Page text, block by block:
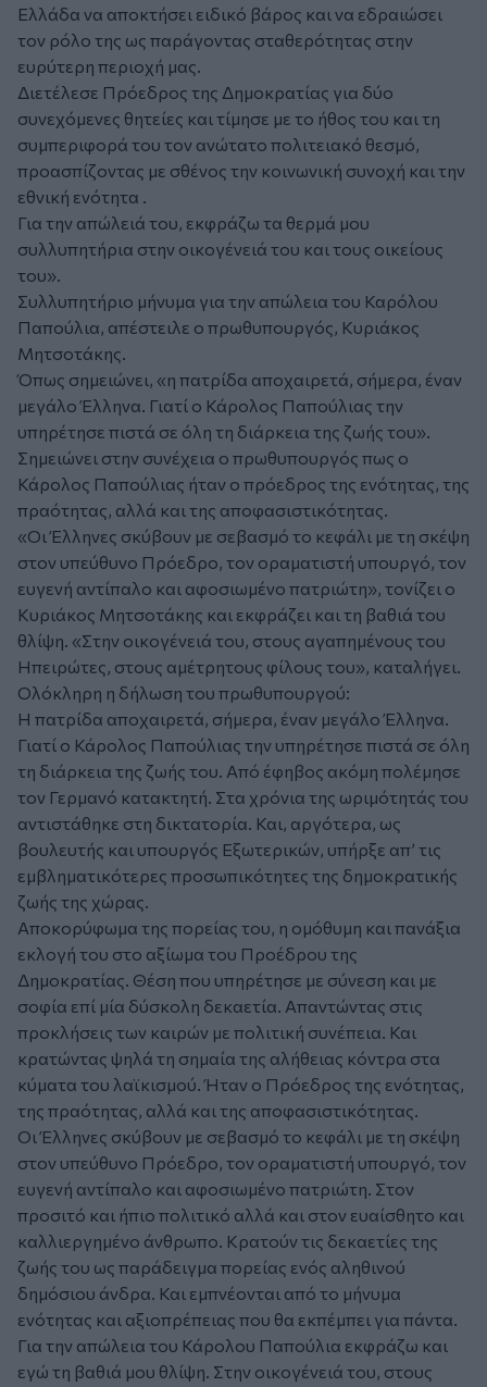
Ελλάδα να αποκτήσει ειδικό βάρος και να εδραιώσει
τον ρόλο της ως παράγοντας σταθερότητας στην
ευρύτερη περιοχή μας.
Διετέλεσε Πρόεδρος της Δημοκρατίας για δύο
συνεχόμενες θητείες και τίμησε με το ήθος του και τη
συμπεριφορά του τον ανώτατο πολιτειακό θεσμό,
προασπίζοντας με σθένος την κοινωνική συνοχή και την
εθνική ενότητα .
Για την απώλειά του, εκφράζω τα θερμά μου
συλλυπητήρια στην οικογένειά του και τους οικείους
του».
Συλλυπητήριο μήνυμα για την απώλεια του Καρόλου
Παπούλια, απέστειλε ο πρωθυπουργός, Κυριάκος
Μητσοτάκης.
Όπως σημειώνει, «η πατρίδα αποχαιρετά, σήμερα, έναν
μεγάλο Έλληνα. Γιατί ο Κάρολος Παπούλιας την
υπηρέτησε πιστά σε όλη τη διάρκεια της ζωής του».
Σημειώνει στην συνέχεια ο πρωθυπουργός πως ο
Κάρολος Παπούλιας ήταν ο πρόεδρος της ενότητας, της
πραότητας, αλλά και της αποφασιστικότητας.
«Οι Έλληνες σκύβουν με σεβασμό το κεφάλι με τη σκέψη
στον υπεύθυνο Πρόεδρο, τον οραματιστή υπουργό, τον
ευγενή αντίπαλο και αφοσιωμένο πατριώτη», τονίζει ο
Κυριάκος Μητσοτάκης και εκφράζει και τη βαθιά του
θλίψη. «Στην οικογένειά του, στους αγαπημένους του
Ηπειρώτες, στους αμέτρητους φίλους του», καταλήγει.
Ολόκληρη η δήλωση του πρωθυπουργού:
Η πατρίδα αποχαιρετά, σήμερα, έναν μεγάλο Έλληνα.
Γιατί ο Κάρολος Παπούλιας την υπηρέτησε πιστά σε όλη
τη διάρκεια της ζωής του. Από έφηβος ακόμη πολέμησε
τον Γερμανό κατακτητή. Στα χρόνια της ωριμότητάς του
αντιστάθηκε στη δικτατορία. Και, αργότερα, ως
βουλευτής και υπουργός Εξωτερικών, υπήρξε απ’ τις
εμβληματικότερες προσωπικότητες της δημοκρατικής
ζωής της χώρας.
Αποκορύφωμα της πορείας του, η ομόθυμη και πανάξια
εκλογή του στο αξίωμα του Προέδρου της
Δημοκρατίας. Θέση που υπηρέτησε με σύνεση και με
σοφία επί μία δύσκολη δεκαετία. Απαντώντας στις
προκλήσεις των καιρών με πολιτική συνέπεια. Και
κρατώντας ψηλά τη σημαία της αλήθειας κόντρα στα
κύματα του λαϊκισμού. Ήταν ο Πρόεδρος της ενότητας,
της πραότητας, αλλά και της αποφασιστικότητας.
Οι Έλληνες σκύβουν με σεβασμό το κεφάλι με τη σκέψη
στον υπεύθυνο Πρόεδρο, τον οραματιστή υπουργό, τον
ευγενή αντίπαλο και αφοσιωμένο πατριώτη. Στον
προσιτό και ήπιο πολιτικό αλλά και στον ευαίσθητο και
καλλιεργημένο άνθρωπο. Κρατούν τις δεκαετίες της
ζωής του ως παράδειγμα πορείας ενός αληθινού
δημόσιου άνδρα. Και εμπνέονται από το μήνυμα
ενότητας και αξιοπρέπειας που θα εκπέμπει για πάντα.
Για την απώλεια του Κάρολου Παπούλια εκφράζω και
εγώ τη βαθιά μου θλίψη. Στην οικογένειά του, στους